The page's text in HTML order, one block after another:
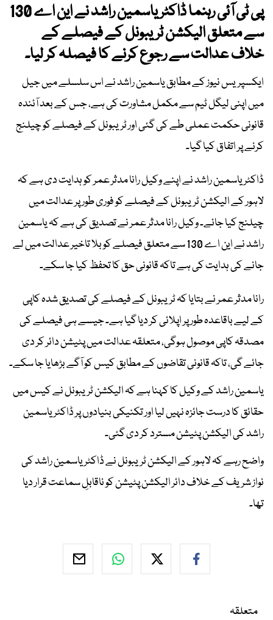
پی ٹی آئی رہنما ڈاکٹر یاسمین راشد نے این اے 130
سے متعلق الیکشن ٹریبونل کے فیصلے کے
خلاف عدالت سے رجوع کرنے کا فیصلہ کر لیا۔
ایکسپریس نیوز کے مطابق یاسمین راشد نے اس سلسلے میں جیل
میں اپنی لیگل ٹیم سے مکمل مشاورت کی ہے، جس کے بعد آئندہ
قانونی حکمت عملی طے کی گئی اور ٹریبونل کے فیصلے کو چیلنج
کرنے پر اتفاق کیا گیا۔
ڈاکٹر یاسمین راشد نے اپنے وکیل رانا مدثر عمر کو ہدایت دی ہے کہ
لاہور کے الیکشن ٹریبونل کے فیصلے کو فوری طور پر عدالت میں
چیلنج کیا جائے۔ وکیل رانا مدثر عمر نے تصدیق کی ہے کہ یاسمین
راشد نے این اے 130 سے متعلق فیصلے کو بلا تاخیر عدالت میں لے
جانے کی ہدایت کی ہے تاکہ قانونی حق کا تحفظ کیا جا سکے۔
رانا مدثر عمر نے بتایا کہ ٹریبونل کے فیصلے کی تصدیق شدہ کاپی
کے لیے باقاعدہ طور پر اپلائی کر دیا گیا ہے۔ جیسے ہی فیصلے کی
مصدقہ کاپی موصول ہوگی، متعلقہ عدالت میں پٹیشن دائر کر دی
جائے گی، تاکہ قانونی تقاضوں کے مطابق کیس کو آگے بڑھایا جا سکے۔
یاسمین راشد کے وکیل کا کہنا ہے کہ الیکشن ٹریبونل نے کیس میں
حقائق کا درست جائزہ نہیں لیا اور تکنیکی بنیادوں پر ڈاکٹر یاسمین
راشد کی الیکشن پٹیشن مسترد کر دی گئی۔
واضح رہے کہ لاہور کے الیکشن ٹریبونل نے ڈاکٹر یاسمین راشد کی
نواز شریف کے خلاف دائر الیکشن پٹیشن کو ناقابلِ سماعت قرار دیا
تھا۔
متعلقہ